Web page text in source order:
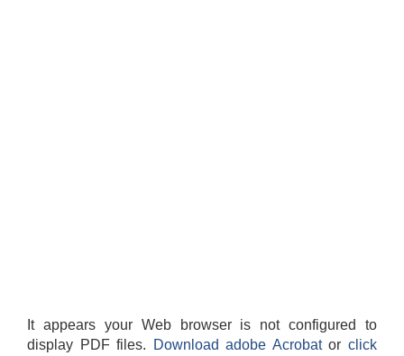
It appears your Web browser is not configured to
display PDF files.
Download adobe Acrobatorclick